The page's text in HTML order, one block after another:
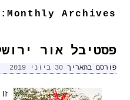
Monthly Archives:
פסטיבל אור ירושלים – 2019,
פורסם בתאריך 30 ביוני 2019